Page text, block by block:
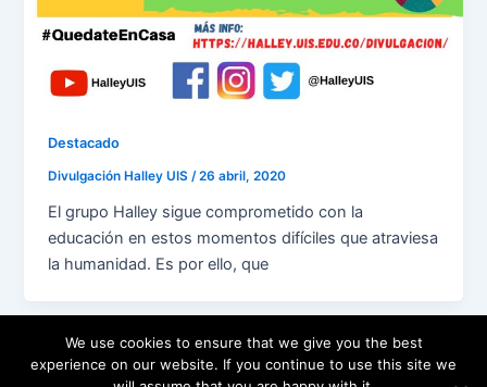
Destacado
Divulgación Halley UIS/26 abril, 2020
El grupo Halley sigue comprometido con la
educación en estos momentos difíciles que atraviesa
la humanidad. Es por ello, que
We use cookies to ensure that we give you the best
experience on our website. If you continue to use this site we